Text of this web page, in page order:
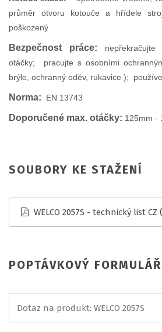
průměr otvoru kotouče a hřídele
poškozený
Bezpečnost práce: nepřekračujte
otáčky; pracujte s osobními
brýle, ochranný oděv, rukavice );
Norma: EN 13743
Doporučené max. otáčky: 125mm -
SOUBORY KE STAŽENÍ
WELCO 2057S - technický list CZ
POPTÁVKOVÝ FORMULÁŘ